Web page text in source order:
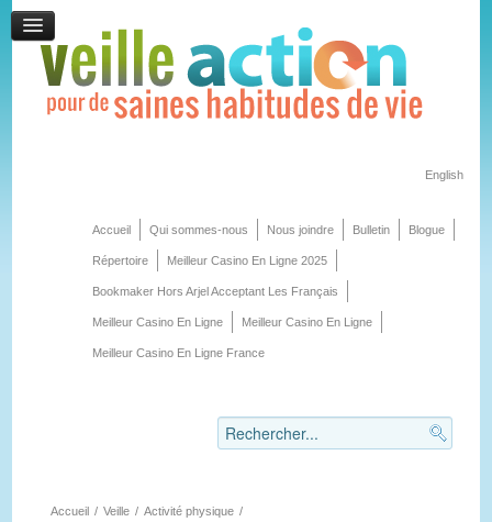
English
Accueil Qui sommes-nous Nous joindre Bulletin Blogue
Répertoire Meilleur Casino En Ligne 2025
Bookmaker Hors Arjel Acceptant Les Français
Meilleur Casino En Ligne Meilleur Casino En Ligne
Meilleur Casino En Ligne France
Accueil / Veille / Activité physique /